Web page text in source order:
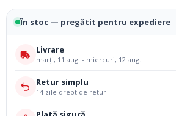
În stoc — pregătit pentru expediere
Livrare
marți, 11 aug. - miercuri, 12 aug.
Retur simplu
14 zile drept de retur